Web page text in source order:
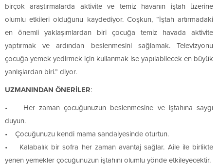
birçok araştırmalarda aktivite ve temiz havanın iştah üzerine
olumlu etkileri olduğunu kaydediyor. Coşkun, “İştah artırmadaki
en önemli yaklaşımlardan biri çocuğa temiz havada aktivite
yaptırmak ve ardından beslenmesini sağlamak. Televizyonu
çocuğa yemek yedirmek için kullanmak ise yapılabilecek en büyük
yanlışlardan biri.” diyor.
UZMANINDAN ÖNERİLER:
• Her zaman çocuğunuzun beslenmesine ve iştahına saygı
duyun.
• Çocuğunuzu kendi mama sandalyesinde oturtun.
• Kalabalık bir sofra her zaman avantaj sağlar. Aile ile birlikte
yenen yemekler çocuğunuzun iştahını olumlu yönde etkileyecektir.